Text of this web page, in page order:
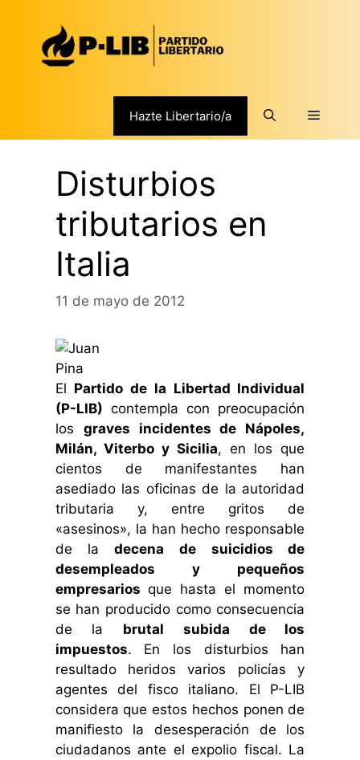
contenido
Hazte Libertario/a Menú
Disturbios
tributarios en
Italia
11 de mayo de 2012
El Partido de la Libertad Individual
(P-LIB) contempla con preocupación
los graves incidentes de Nápoles,
Milán, Viterbo y Sicilia, en los que
cientos de manifestantes han
asediado las oficinas de la autoridad
tributaria y, entre gritos de
«asesinos», la han hecho responsable
de la decena de suicidios de
desempleados y pequeños
empresarios que hasta el momento
se han producido como consecuencia
de la brutal subida de los
impuestos. En los disturbios han
resultado heridos varios policías y
agentes del fisco italiano. El P-LIB
considera que estos hechos ponen de
manifiesto la desesperación de los
ciudadanos ante el expolio fiscal. La